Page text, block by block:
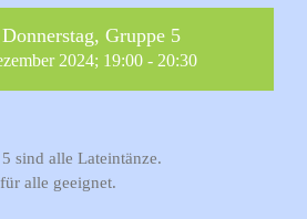
Gruppe 5
2024; 19:00 - 20:30
sind alle Lateintänze.
alle geeignet.